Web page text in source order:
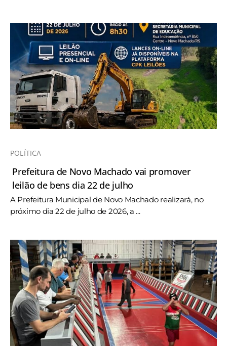
POLÍTICA
Prefeitura de Novo Machado vai promover
leilão de bens dia 22 de julho
A Prefeitura Municipal de Novo Machado realizará, no
próximo dia 22 de julho de 2026, a ...